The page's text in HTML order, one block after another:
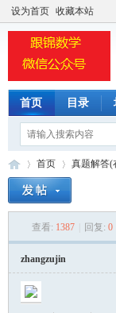
设为首页 收藏本站
首页 目录
首页
›
真题解答(
查看: 1387 回复: 0
zhangzujin